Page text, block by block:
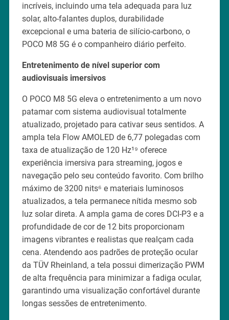
incríveis, incluindo uma tela adequada para luz
solar, alto-falantes duplos, durabilidade
excepcional e uma bateria de silício-carbono, o
POCO M8 5G é o companheiro diário perfeito.
Entretenimento de nível superior com
audiovisuais imersivos
O POCO M8 5G eleva o entretenimento a um novo
patamar com sistema audiovisual totalmente
atualizado, projetado para cativar seus sentidos. A
ampla tela Flow AMOLED de 6,77 polegadas com
taxa de atualização de 120 Hz¹⁹ oferece
experiência imersiva para streaming, jogos e
navegação pelo seu conteúdo favorito. Com brilho
máximo de 3200 nits⁶ e materiais luminosos
atualizados, a tela permanece nítida mesmo sob
luz solar direta. A ampla gama de cores DCI-P3 e a
profundidade de cor de 12 bits proporcionam
imagens vibrantes e realistas que realçam cada
cena. Atendendo aos padrões de proteção ocular
da TÜV Rheinland, a tela possui dimerização PWM
de alta frequência para minimizar a fadiga ocular,
garantindo uma visualização confortável durante
longas sessões de entretenimento.